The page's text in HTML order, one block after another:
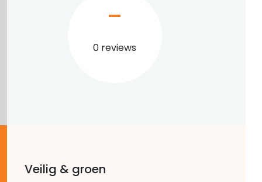
0 reviews
–
Veilig & groen